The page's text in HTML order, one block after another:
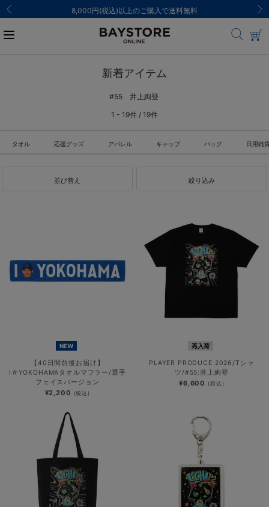
8,000円(税込)以上のご購入で送料無料
新着アイテム
#55 井上絢登
1 - 19件 / 19件
タオル 応援グッズ アパレル キャップ バッグ 日用雑
並び替え 絞り込み
NEW
【40日間前後お届け】
I☆YOKOHAMAタオルマフラー/選手
フェイスバージョン
¥2,200 (税込)
再入荷
PLAYER PRODUCE 2026/Tシャ
ツ/#55:井上絢登
¥6,600 (税込)